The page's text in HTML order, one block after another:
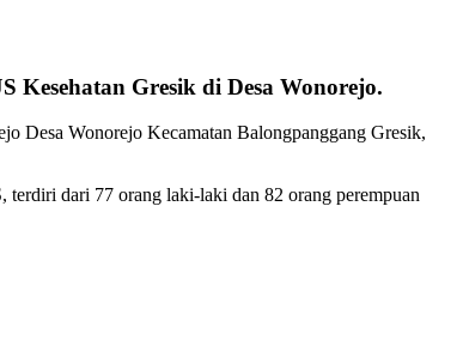
Kesehatan Gresik di Desa Wonorejo.
Desa Wonorejo Kecamatan Balongpanggang Gresik,
dari 77 orang laki-laki dan 82 orang perempuan